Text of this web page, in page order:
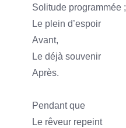
Solitude programmée ;
Le plein d’espoir
Avant,
Le déjà souvenir
Après.
Pendant que
Le rêveur repeint